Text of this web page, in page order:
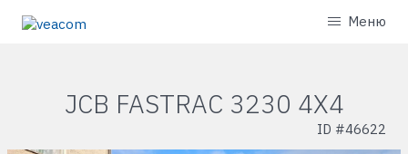
Меню
JCB FASTRAC 3230 4X4
ID #46622